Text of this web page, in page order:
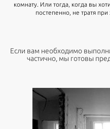
комнату. Или тогда, когда вы
постепенно, не тратя
Если вам необходимо
частично, мы готовы